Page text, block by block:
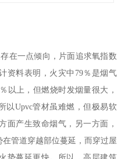
在一点倾向，片面追求氧指数
资料表明，火灾中79％是烟气
以上，但燃烧时发烟量很大，
以Upvc管材虽难燃，但极易软
面产生致命烟气，另一方面，
管道穿越部位蔓延，而穿过屋
势蔓延更快。所以，高层建筑